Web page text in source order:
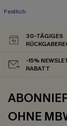
Festlich
30-TÄGIGES
-15%
RABATT
OHNE